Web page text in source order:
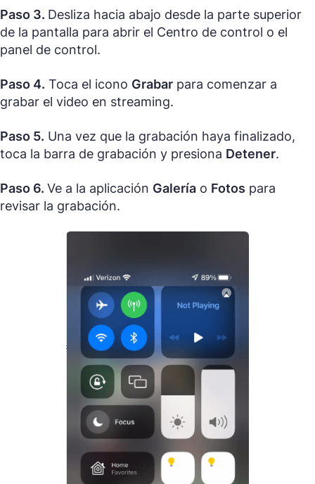
Paso 3. Desliza hacia abajo desde la parte superior
de la pantalla para abrir el Centro de control o el
panel de control.
Paso 4. Toca el icono Grabar para comenzar a
grabar el video en streaming.
Paso 5. Una vez que la grabación haya finalizado,
toca la barra de grabación y presiona Detener.
Paso 6. Ve a la aplicación Galería o Fotos para
revisar la grabación.